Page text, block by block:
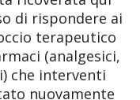
di rispondere ai
terapeutico
(analgesici,
che interventi
nuovamente